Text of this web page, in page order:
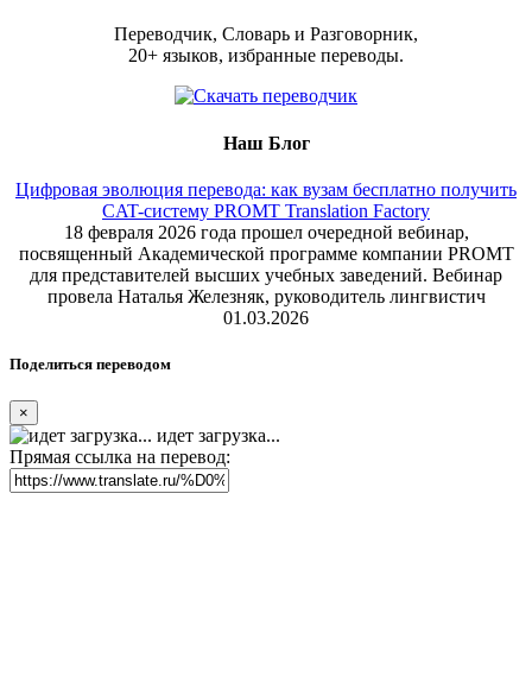
Переводчик, Словарь и Разговорник,
20+ языков, избранные переводы.
Наш Блог
Цифровая эволюция перевода: как вузам бесплатно получить
CAT-систему PROMT Translation Factory
18 февраля 2026 года прошел очередной вебинар,
посвященный Академической программе компании PROMT
для представителей высших учебных заведений. Вебинар
провела Наталья Железняк, руководитель лингвистич
01.03.2026
Поделиться переводом
×
идет загрузка...
Прямая ссылка на перевод: